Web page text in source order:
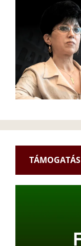
TÁMOGATÁS